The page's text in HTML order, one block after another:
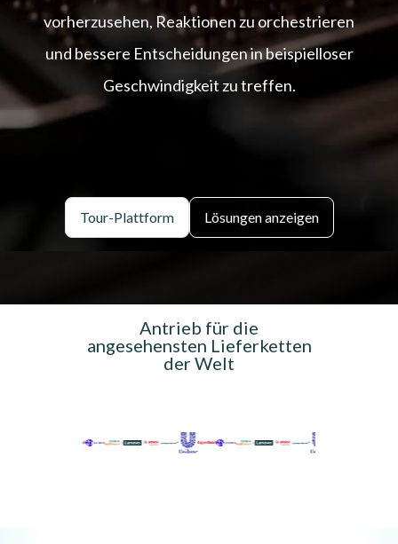
vorherzusehen, Reaktionen zu orchestrieren
und bessere Entscheidungen in beispielloser
Geschwindigkeit zu treffen.
Tour-Plattform Lösungen anzeigen
Antrieb für die
angesehensten Lieferketten
der Welt